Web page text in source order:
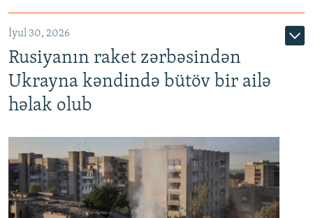
İyul 30, 2026
Rusiyanın raket zərbəsindən
Ukrayna kəndində bütöv bir ailə
həlak olub